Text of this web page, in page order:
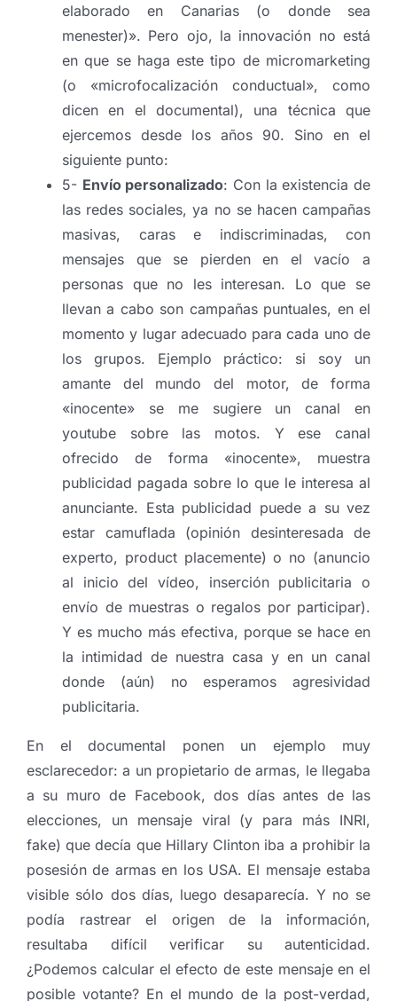
elaborado en Canarias (o donde sea
menester)». Pero ojo, la innovación no está
en que se haga este tipo de micromarketing
(o «microfocalización conductual», como
dicen en el documental), una técnica que
ejercemos desde los años 90. Sino en el
siguiente punto:
5- Envío personalizado: Con la existencia de
las redes sociales, ya no se hacen campañas
masivas, caras e indiscriminadas, con
mensajes que se pierden en el vacío a
personas que no les interesan. Lo que se
llevan a cabo son campañas puntuales, en el
momento y lugar adecuado para cada uno de
los grupos. Ejemplo práctico: si soy un
amante del mundo del motor, de forma
«inocente» se me sugiere un canal en
youtube sobre las motos. Y ese canal
ofrecido de forma «inocente», muestra
publicidad pagada sobre lo que le interesa al
anunciante. Esta publicidad puede a su vez
estar camuflada (opinión desinteresada de
experto, product placemente) o no (anuncio
al inicio del vídeo, inserción publicitaria o
envío de muestras o regalos por participar).
Y es mucho más efectiva, porque se hace en
la intimidad de nuestra casa y en un canal
donde (aún) no esperamos agresividad
publicitaria.
En el documental ponen un ejemplo muy
esclarecedor: a un propietario de armas, le llegaba
a su muro de Facebook, dos días antes de las
elecciones, un mensaje viral (y para más INRI,
fake) que decía que Hillary Clinton iba a prohibir la
posesión de armas en los USA. El mensaje estaba
visible sólo dos días, luego desaparecía. Y no se
podía rastrear el origen de la información,
resultaba difícil verificar su autenticidad.
¿Podemos calcular el efecto de este mensaje en el
posible votante? En el mundo de la post-verdad,